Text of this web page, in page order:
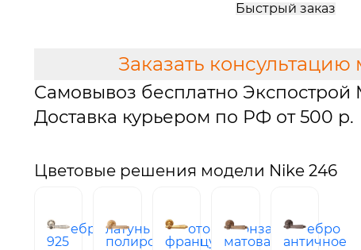
Быстрый заказ
Заказать
Самовывоз бесплатно Экспострой
Доставка курьером по РФ от 500 р.
Цветовые решения модели Nike 246
серебро
925
латунь
полированная
золото
французское
бронза
матовая
серебро
античное